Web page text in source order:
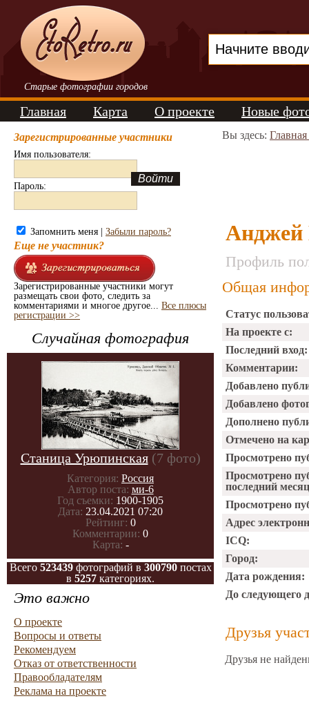
Старые фотографии городов
Главная Карта О проекте Новые
Зарегистрированные участники
Имя пользователя:
Пароль:
Запомнить меня | Забыли пароль?
Еще не участник?
Зарегистрированные участники могут
размещать свои фото, следить за
комментариями и многое другое... Все плюсы
регистрации >>
Случайная фотография
Станица Урюпинская (7 фото)
Категория: Россия
Автор поста: ми-6
Год съемки: 1900-1905
Дата: 23.04.2021 07:20
Рейтинг: 0
Комментарии: 0
Карта: -
Всего 523439фотографий в 300790постах
в 5257 категориях.
Это важно
О проекте
Вопросы и ответы
Рекомендуем
Отказ от ответственности
Правообладателям
Реклама на проекте
Вы здесь:
Анджей
Профиль
Общая
Статус
На проекте с:
Последний вход:
Комментарии:
Добавлено
Добавлено
Дополнено
Отмечено на
Просмотрено
Просмотрено
последний
Просмотрено
Адрес
ICQ:
Город:
Дата рождения:
До следующего
Друзья
Друзья не